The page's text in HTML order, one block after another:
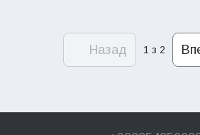
Назад 1 з 2